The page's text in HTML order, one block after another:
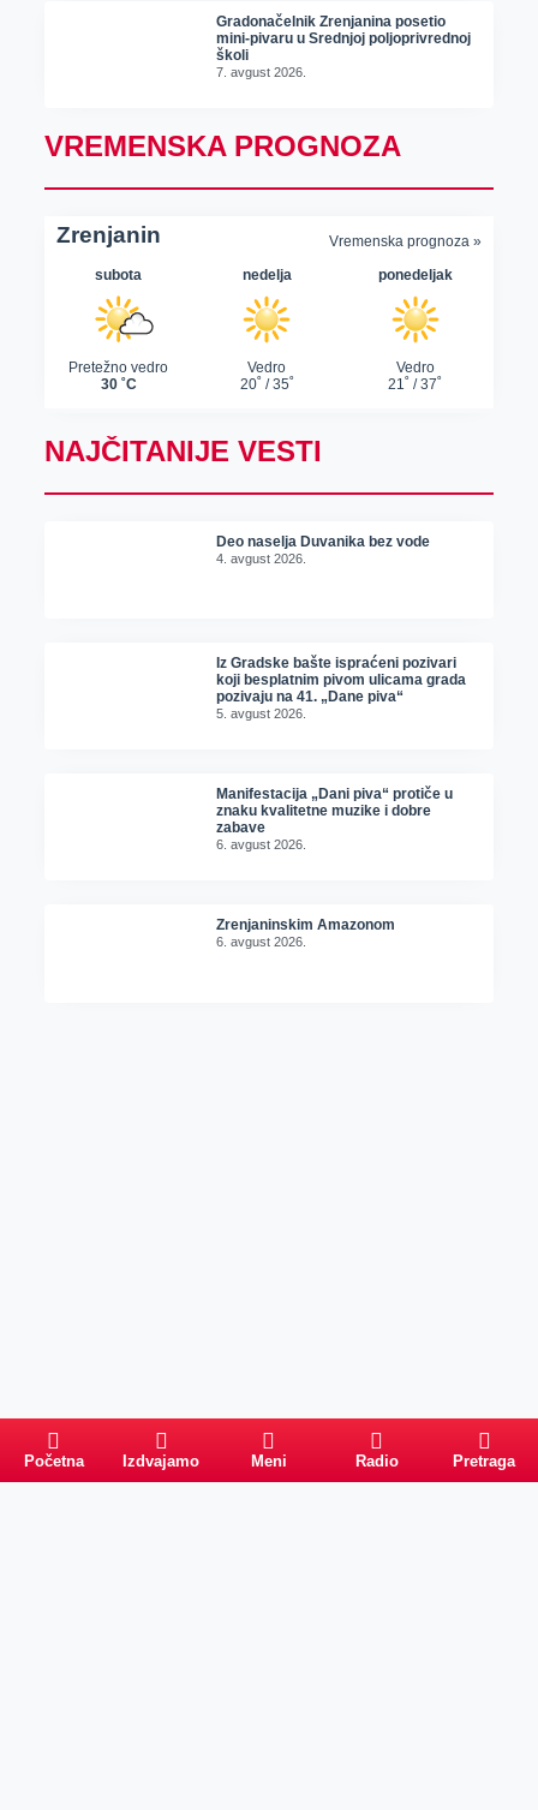
Gradonačelnik Zrenjanina posetio
mini-pivaru u Srednjoj poljoprivrednoj
školi
7. avgust 2026.
VREMENSKA PROGNOZA
NAJČITANIJE VESTI
Deo naselja Duvanika bez vode
4. avgust 2026.
Iz Gradske bašte ispraćeni pozivari
koji besplatnim pivom ulicama grada
pozivaju na 41. „Dane piva“
5. avgust 2026.
Manifestacija „Dani piva“ protiče u
znaku kvalitetne muzike i dobre
zabave
6. avgust 2026.
Zrenjaninskim Amazonom
6. avgust 2026.
Početna Izdvajamo Meni Radio Pretraga